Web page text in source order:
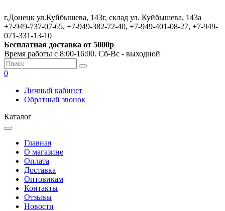
г.Донецк ул.Куйбышева, 143г, склад ул. Куйбышева, 143а
+7-949-737-07-65, +7-949-382-72-40, +7-949-401-08-27, +7-949-
071-331-13-10
Бесплатная доставка от 5000р
Время работы с 8:00-16:00. Сб-Вс - выходной
0
Личный кабинет
Обратный звонок
Каталог
Главная
О магазине
Оплата
Доставка
Оптовикам
Контакты
Отзывы
Новости